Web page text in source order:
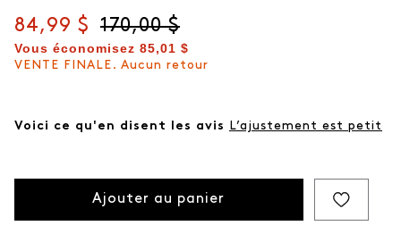
page.
Prix actuel
84,99 $ Prix d'origine
170,00 $
Vous économisez 85,01 $
VENTE FINALE. Aucun retour
Voici ce qu'en disent les avis L’ajustement est petit
Ajouter au panier